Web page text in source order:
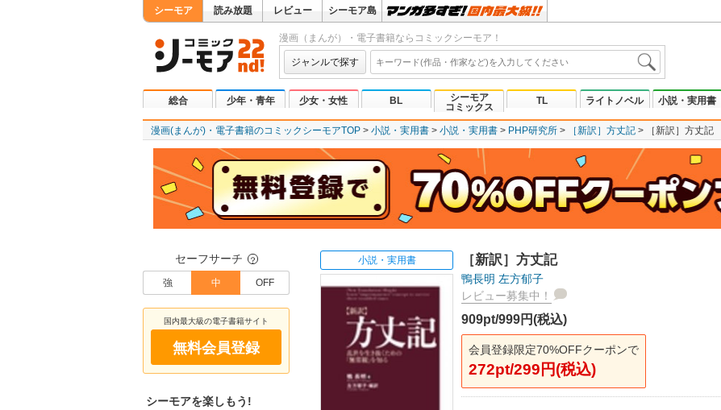
シーモア 読み放題 レビュー シーモア島
漫画（まんが）・電子書籍ならコミックシーモア！
ジャンルで探す
総合 少年・青年 少女・女性 BL
シーモア
コミックス
TL ライトノベル 小説・実用書
漫画(まんが)・電子書籍のコミックシーモアTOP 小説・実用書 小説・実用書 PHP研究所 ［新訳］方丈記 ［新訳］方丈記
セーフサーチ ？
強 中 OFF
国内最大級の電子書籍サイト
無料会員登録
シーモアを楽しもう!
小説・実用書 ［新訳］方丈記
鴨長明 左方郁子
レビュー募集中！
909pt/999円(税込)
会員登録限定70%OFFクーポンで
272pt/299円(税込)